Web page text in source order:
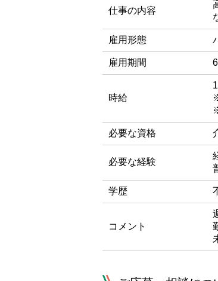
仕事の内容
雇用形態
雇用期間
時給
必要な資格
必要な経験
学歴
コメント